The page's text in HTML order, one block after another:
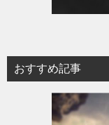
おすすめ記事